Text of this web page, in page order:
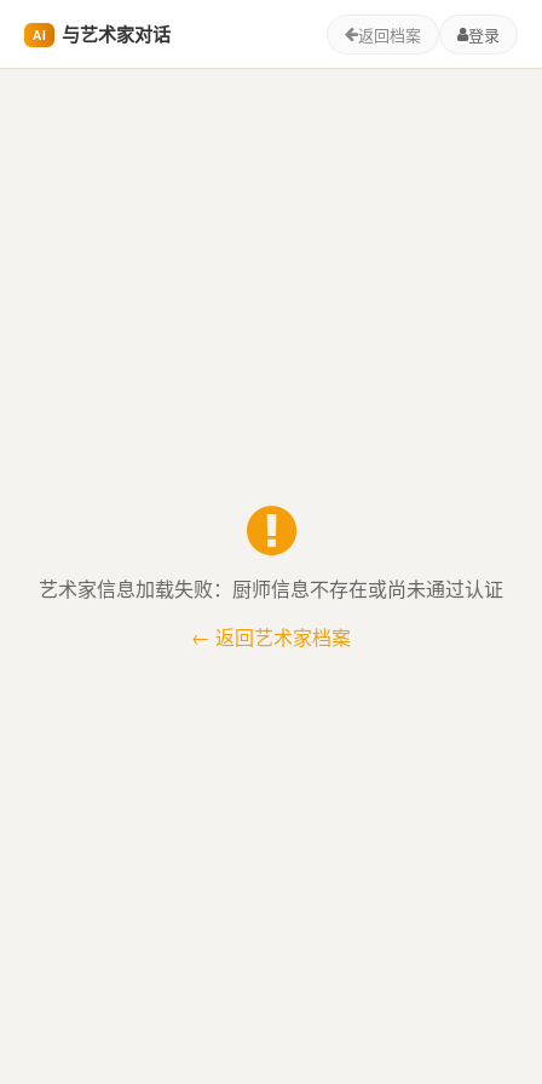
AI 与艺术家对话 返回档案 登录
艺术家信息加载失败：厨师信息不存在或尚未通过认证
← 返回艺术家档案